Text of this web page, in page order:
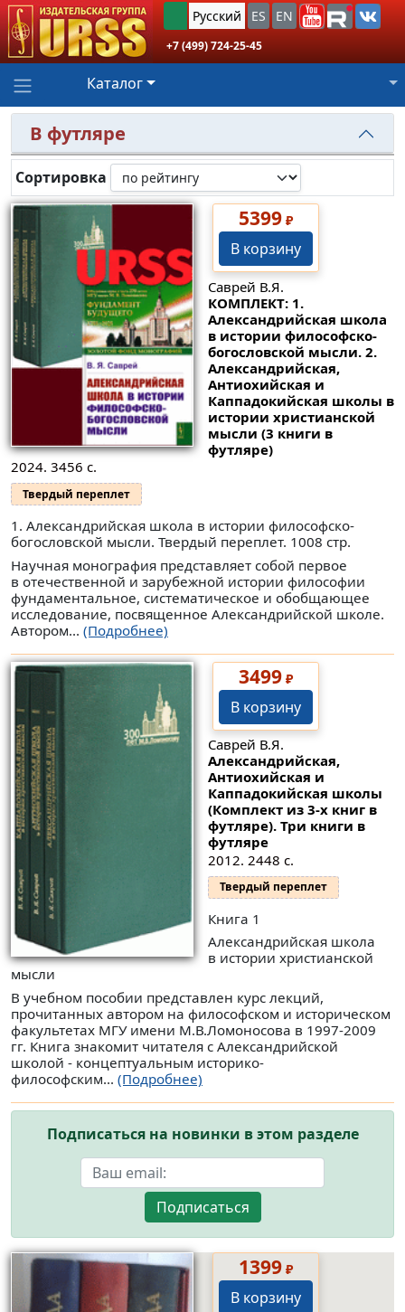
Русский ES EN
+7 (499) 724-25-45
Каталог
В футляре
Сортировка
5399₽
В корзину
Саврей В.Я.
КОМПЛЕКТ: 1.
Александрийская школа
в истории философско-
богословской мысли. 2.
Александрийская,
Антиохийская и
Каппадокийская школы в
истории христианской
мысли (3 книги в
футляре)
2024. 3456 с.
Твердый переплет
1. Александрийская школа в истории философско-
богословской мысли. Твердый переплет. 1008 стр.
Научная монография представляет собой первое
в отечественной и зарубежной истории философии
фундаментальное, систематическое и обобщающее
исследование, посвященное Александрийской школе.
Автором... (Подробнее)
3499₽
В корзину
Саврей В.Я.
Александрийская,
Антиохийская и
Каппадокийская школы
(Комплект из 3-х книг в
футляре). Три книги в
футляре
2012. 2448 с.
Твердый переплет
Книга 1
Александрийская школа
в истории христианской
мысли
В учебном пособии представлен курс лекций,
прочитанных автором на философском и историческом
факультетах МГУ имени М.В.Ломоносова в 1997-2009
гг. Книга знакомит читателя с Александрийской
школой - концептуальным историко-
философским... (Подробнее)
Подписаться на новинки в этом разделе
Подписаться
1399₽
В корзину